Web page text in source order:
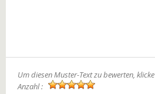
Um diesen Muster-Text zu bewerten,
Anzahl :